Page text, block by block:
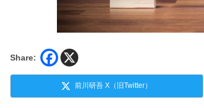
Share:
前川研吾 X（旧Twitter）